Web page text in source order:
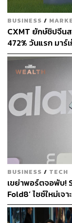
BUSINESS /
CXMT ยักษ์ชิปจีน
472% วันแรก มาร์
BUSINESS / TECH
เขย่าพอร์ตจอพับ!
Fold8’ ไซซ์ใหม่เจ
61,900 บาท